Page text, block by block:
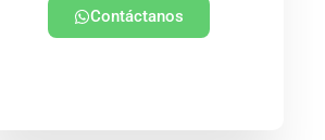
Contáctanos